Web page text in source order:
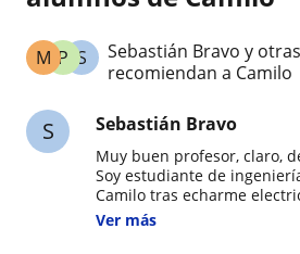
S
P
M
Sebastián Bravo y
recomiendan a Camilo
S Sebastián Bravo
Muy buen profesor, claro,
Soy estudiante de
Camilo tras echarme
gracias a sus clases logré
Ver más